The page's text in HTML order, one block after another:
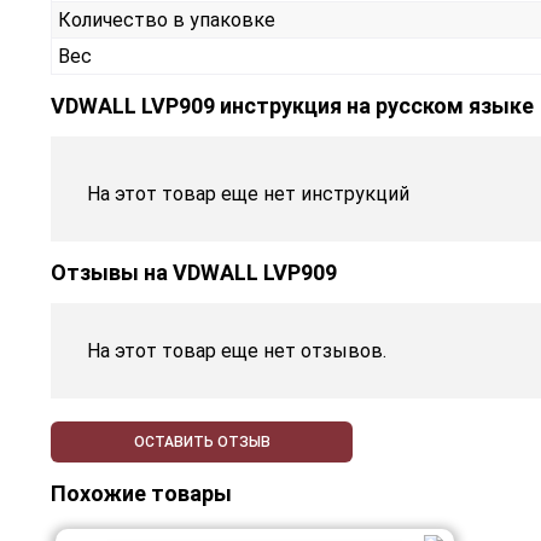
Количество в упаковке
Вес
VDWALL LVP909 инструкция на русском языке
На этот товар еще нет инструкций
Отзывы на VDWALL LVP909
На этот товар еще нет отзывов.
ОСТАВИТЬ ОТЗЫВ
Похожие товары